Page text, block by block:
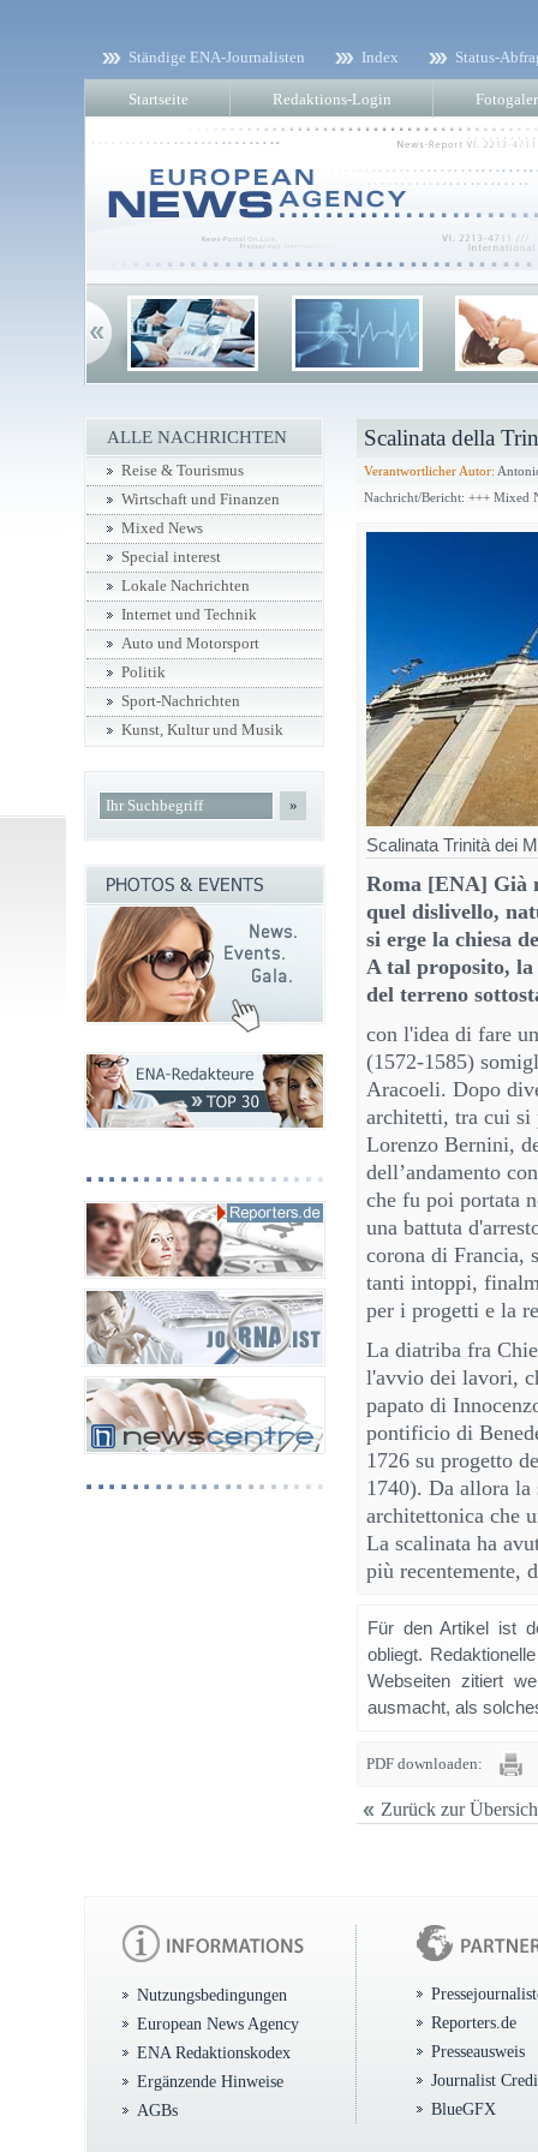
Ständige ENA-Journalisten Index Status-
Startseite Redaktions-Login
Scalinata della
Verantwortlicher Autor:
Nachricht/Bericht: +++ Mixed
Scalinata Trinità dei
Roma [ENA] Già
quel dislivello,
si erge la chiesa
A tal proposito, la
del terreno
con l'idea di fare
(1572-1585)
Aracoeli. Dopo
architetti, tra cui si
Lorenzo Bernini,
dell’andamento
che fu poi portata
una battuta
corona di Francia,
tanti intoppi,
per i progetti e la
La diatriba fra
l'avvio dei lavori,
papato di
pontificio di
1726 su progetto
1740). Da allora la
architettonica che
La scalinata ha
più recentemente,
Für den Artikel ist
obliegt.
Webseiten zitiert
ausmacht, als
PDF downloaden:
Zurück zur
ALLE NACHRICHTEN
Reise & Tourismus
Wirtschaft und Finanzen
Mixed News
Special interest
Lokale Nachrichten
Internet und Technik
Auto und Motorsport
Politik
Sport-Nachrichten
Kunst, Kultur und Musik
»
Nutzungsbedingungen
European News Agency
ENA Redaktionskodex
Ergänzende Hinweise
AGBs
Reporters.de
Presseausweis
Journalist
BlueGFX